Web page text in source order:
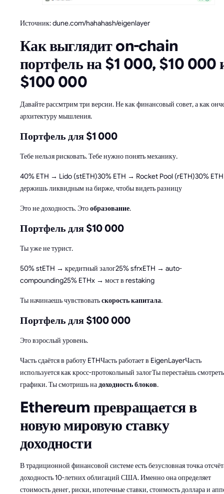
Источник: dune.com/hahahash/eigenlayer
Как выглядит on-chain
портфель на $1 000, $10 000
$100 000
Давайте рассмтрим три версии. Не как финансовый совет, а как
архитектуру мышления.
Портфель для $1 000
Тебе нельзя рисковать. Тебе нужно понять механику.
40% ETH → Lido (stETH)30% ETH → Rocket Pool (rETH)30%
держишь ликвидным на бирже, чтобы видеть разницу
Это не доходность. Этообразование.
Портфель для $10 000
Ты уже не турист.
50% stETH → кредитный залог25% sfrxETH → auto-
compounding25% ETHx → мост в restaking
Ты начинаешь чувствоватьскорость капитала.
Портфель для $100 000
Это взрослый уровень.
Часть сдаётся в работу ETHЧасть работает в EigenLayerЧасть
используется как кросс-протокольный залогТы перестаёшь
графики. Ты смотришь надоходность блоков.
Ethereum превращается в
новую мировую ставку
доходности
В традиционной финансовой системе есть безусловная точка
доходность 10-летних облигаций США. Именно она определяет
стоимость денег, риски, ипотечные ставки, стоимость доллара и